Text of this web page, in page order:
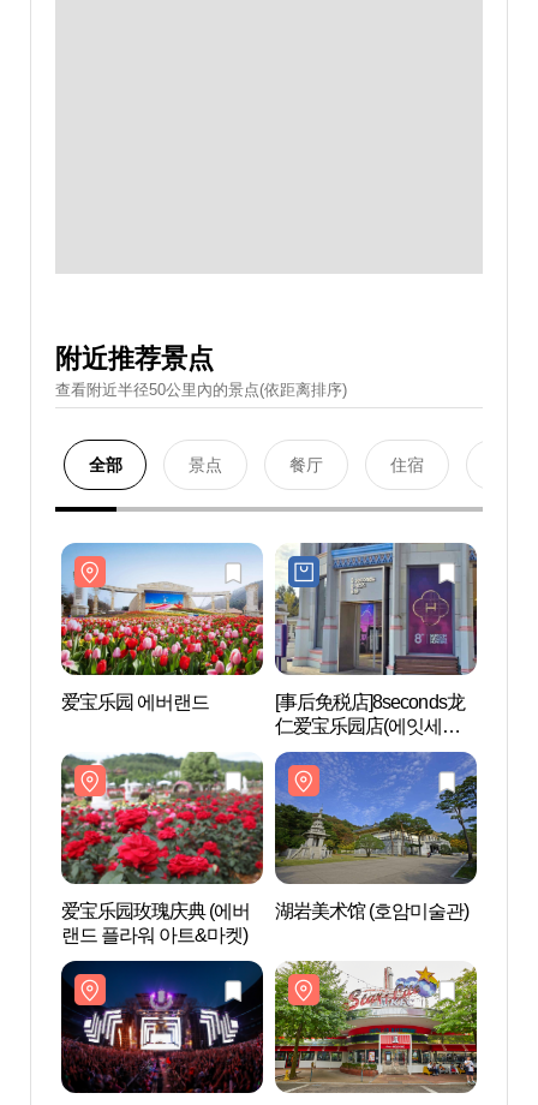
附近推荐景点
查看附近半径50公里內的景点(依距离排序)
全部 景点 餐厅 住宿
爱宝乐园 에버랜드
[事后免税店]8seconds龙
仁爱宝乐园店(에잇세컨
즈 용인에버랜드점)
爱宝乐园玫瑰庆典 (에버
랜드 플라워 아트&마켓)
湖岩美术馆 (호암미술관)